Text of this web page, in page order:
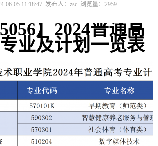
06-05 11:18:47 发布人：zsc 浏览量： 2959
】2024普通高
业及计划一览表